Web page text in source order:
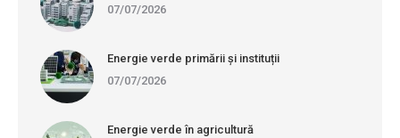
07/07/2026
Energie verde primării și instituții
07/07/2026
Energie verde în agricultură